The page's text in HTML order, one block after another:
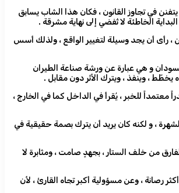
في تجاوز القانون ، فكان هذا الشاب يسابق
الخاطئة لا تُفضي إلى نهاية مشرقة .
، رأى أن يجد وسيلة لتغيير الواقع ، ولذلك أسس
و هي عبارة عن ورشة صناعة الطيران
، وينفذ ، ويترك الأثر دون مقابل .
معتمداً للخبر ، يُقرأ في الداخل كما في الخارج ،
، و لكنه كان يريد أن يترك بصمة حقيقية في
من خلف الستار ، بجهدٍ صامت ، ومثابرة لا
رصانة ، وعن مسؤولية أكبر تجاه القارئ ، لأن